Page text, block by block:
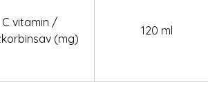
C vitamin /
(mg)
120 ml